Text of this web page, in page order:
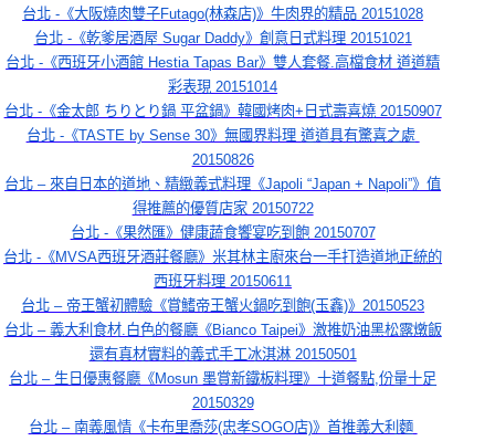
台北 -《大阪燒肉雙子Futago(林森店)》牛肉界的精品 20151028
台北 -《乾爹居酒屋 Sugar Daddy》創意日式料理 20151021
台北 -《西班牙小酒館 Hestia Tapas Bar》雙人套餐.高檔食材 道道精
彩表現 20151014
台北 -《金太郎 ちりとり鍋 平盆鍋》韓國烤肉+日式壽喜燒 20150907
台北 -《TASTE by Sense 30》無國界料理 道道具有驚喜之處
20150826
台北 – 來自日本的道地、精緻義式料理《Japoli “Japan + Napoli”》值
得推薦的優質店家 20150722
台北 -《果然匯》健康蔬食饗宴吃到飽 20150707
台北 -《MVSA西班牙酒莊餐廳》米其林主廚來台一手打造道地正統的
西班牙料理 20150611
台北 – 帝王蟹初體驗《賞鰭帝王蟹火鍋吃到飽(玉鑫)》20150523
台北 – 義大利食材.白色的餐廳《Bianco Taipei》激推奶油黑松露燉飯
還有真材實料的義式手工冰淇淋 20150501
台北 – 生日優惠餐廳《Mosun 墨賞新鐵板料理》十道餐點,份量十足
20150329
台北 – 南義風情《卡布里喬莎(忠孝SOGO店)》首推義大利麵